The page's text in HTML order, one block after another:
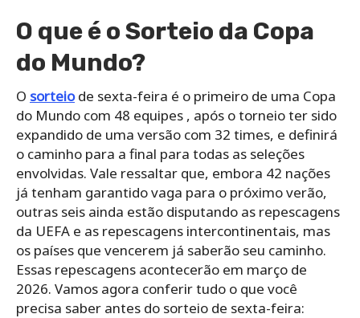
O que é o Sorteio da Copa
do Mundo?
O sorteiode sexta-feira é o primeiro de uma Copa
do Mundo com 48 equipes , após o torneio ter sido
expandido de uma versão com 32 times, e definirá
o caminho para a final para todas as seleções
envolvidas. Vale ressaltar que, embora 42 nações
já tenham garantido vaga para o próximo verão,
outras seis ainda estão disputando as repescagens
da UEFA e as repescagens intercontinentais, mas
os países que vencerem já saberão seu caminho.
Essas repescagens acontecerão em março de
2026. Vamos agora conferir tudo o que você
precisa saber antes do sorteio de sexta-feira: